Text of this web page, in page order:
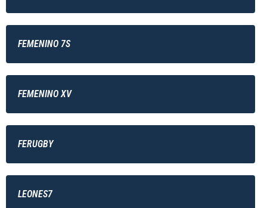
FEMENINO 7S
FEMENINO XV
FERUGBY
LEONES7